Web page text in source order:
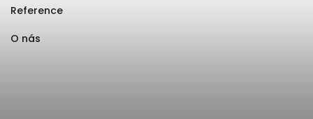
Reference
O nás